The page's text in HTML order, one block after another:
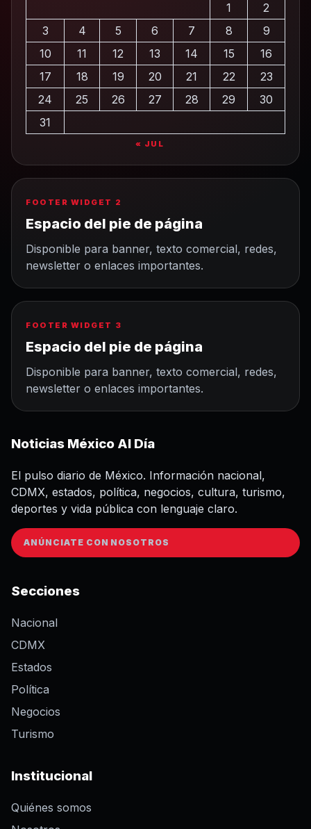
1
2
3
4 5 6 7 8
9
10
11 12 13 14 15
16
17
18 19 20 21 22
23
24
25 26 27 28 29
30
31
« JUL
FOOTER WIDGET 2
Espacio del pie de página
Disponible para banner, texto comercial, redes,
newsletter o enlaces importantes.
FOOTER WIDGET 3
Espacio del pie de página
Disponible para banner, texto comercial, redes,
newsletter o enlaces importantes.
Noticias México Al Día
El pulso diario de México. Información nacional,
CDMX, estados, política, negocios, cultura, turismo,
deportes y vida pública con lenguaje claro.
ANÚNCIATE CON NOSOTROS
Secciones
Nacional
CDMX
Estados
Política
Negocios
Turismo
Institucional
Quiénes somos